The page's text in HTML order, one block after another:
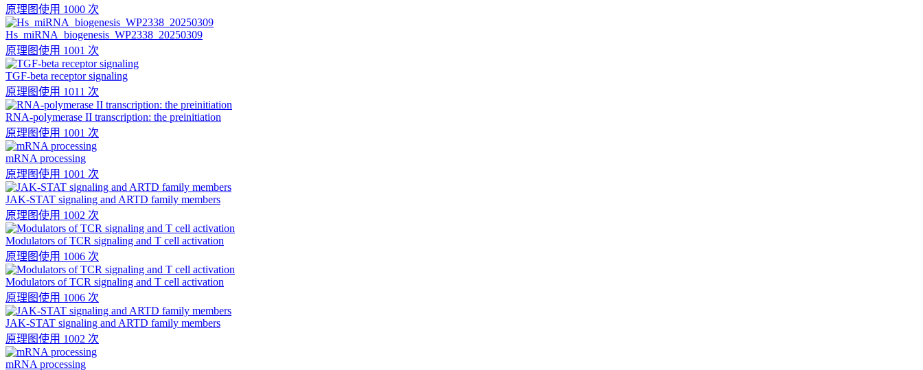
原理图使用 1000 次
Hs_miRNA_biogenesis_WP2338_20250309
原理图使用 1001 次
TGF-beta receptor signaling
原理图使用 1011 次
RNA-polymerase II transcription: the preinitiation
原理图使用 1001 次
mRNA processing
原理图使用 1001 次
JAK-STAT signaling and ARTD family members
原理图使用 1002 次
Modulators of TCR signaling and T cell activation
原理图使用 1006 次
Modulators of TCR signaling and T cell activation
原理图使用 1006 次
JAK-STAT signaling and ARTD family members
原理图使用 1002 次
mRNA processing